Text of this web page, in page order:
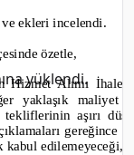
yüklendi.
ve ekleri incelendi.
özetle,
Hizmet Alımı
yaklaşık
tekliflerinin aşırı
gereğince
kabul edilemeyeceği,